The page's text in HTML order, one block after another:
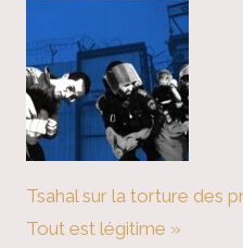
Tsahal sur la torture des
Tout est légitime »